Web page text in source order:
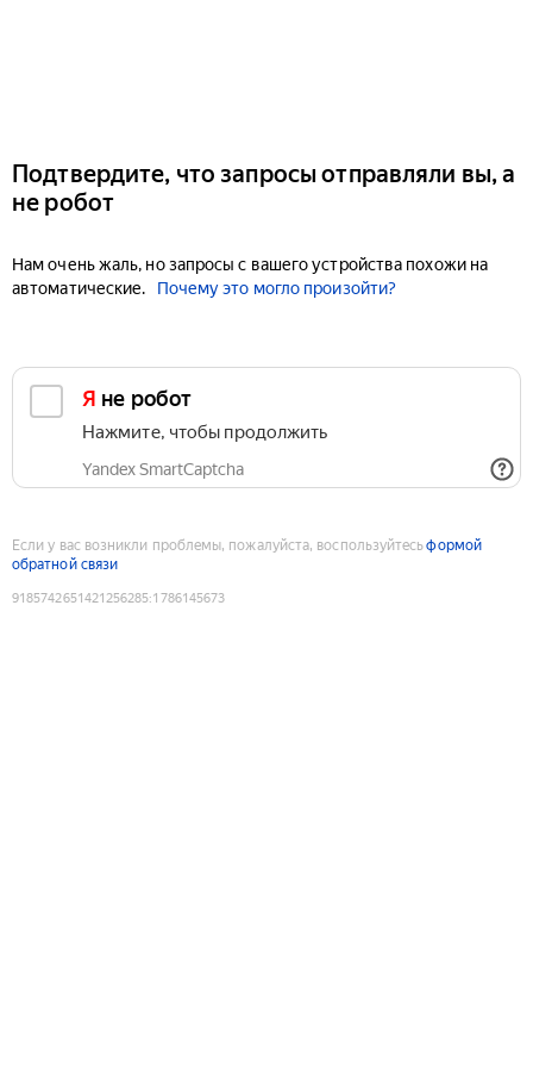
Подтвердите, что запросы отправляли вы, а
не робот
Нам очень жаль, но запросы с вашего устройства похожи на
автоматические.
Почему это могло произойти?
Я не робот
Нажмите, чтобы продолжить
Yandex SmartCaptcha
Если у вас возникли проблемы, пожалуйста, воспользуйтесьформой
обратной связи
9185742651421256285:1786145673